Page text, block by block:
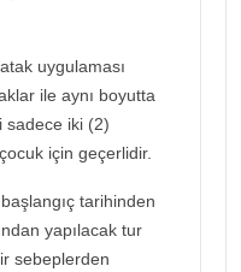
uygulaması
ile aynı boyutta
sadece iki (2)
için geçerlidir.
tarihinden
yapılacak tur
sebeplerden